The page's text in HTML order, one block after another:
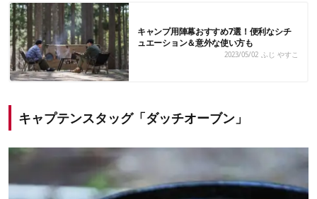
キャンプ用陣幕おすすめ7選！便利なシチ
ュエーション＆意外な使い方も
2023/05/02 ふじ やすこ
キャプテンスタッグ「ダッチオーブン」